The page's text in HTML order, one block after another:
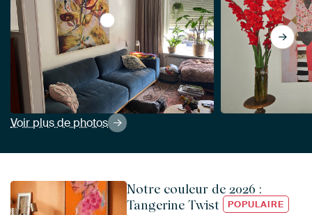
Voir plus de photos
View LE LANGAGE DES FLEURS par
Notre couleur de 2026 :
Tangerine Twist
POPULAIRE